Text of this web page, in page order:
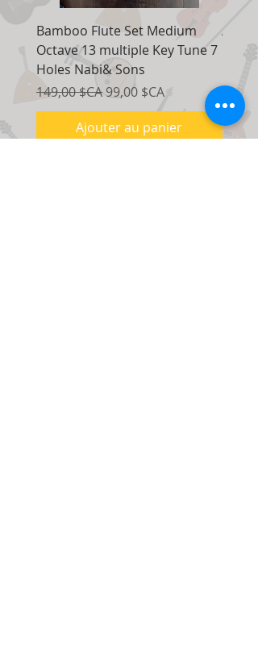
Bamboo Flute Set Medium
Octave 13 multiple Key Tune 7
Holes Nabi& Sons
Prix original
149,00 $CA Prix promotionnel
99,00 $CA
Ajouter au panier
Prix